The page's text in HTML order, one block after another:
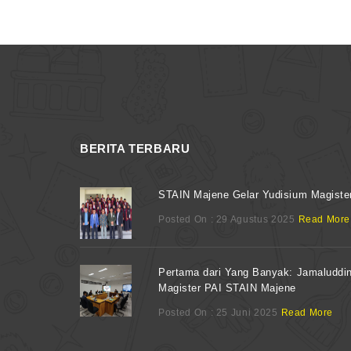
BERITA TERBARU
STAIN Majene Gelar Yudisium
Posted On : 29 Agustus 2025 Read More
Pertama dari Yang Banyak:
Magister PAI STAIN Majene
Posted On : 25 Juni 2025 Read More